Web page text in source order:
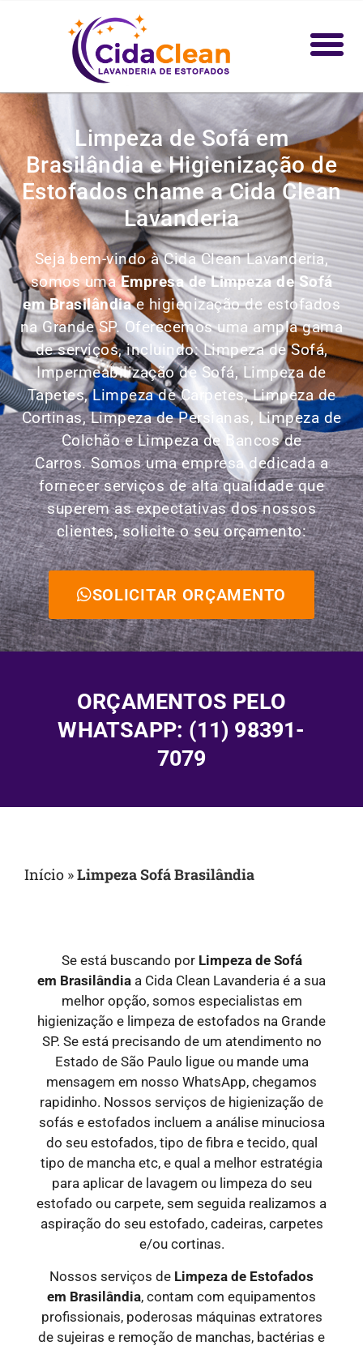
Limpeza de Sofá em
Brasilândia e Higienização de
Estofados chame a Cida Clean
Lavanderia
Seja bem-vindo à Cida Clean Lavanderia,
somos umaEmpresa de Limpeza de Sofá
em Brasilândiae higienização de estofados
na Grande SP. Oferecemos uma ampla gama
de serviços, incluindo:Limpeza de Sofá,
Impermeabilização de Sofá, Limpeza de
Tapetes, Limpeza de Carpetes, Limpeza de
Cortinas, Limpeza de Persianas, Limpeza de
Colchão e Limpeza de Bancos de
Carros.Somos uma empresa dedicada a
fornecer serviços de alta qualidade que
superem as expectativas dos nossos
clientes, solicite o seu orçamento:
SOLICITAR ORÇAMENTO
ORÇAMENTOS PELO
WHATSAPP: (11) 98391-
7079
Início »Limpeza Sofá Brasilândia
Se está buscando por Limpeza de Sofá
em Brasilândia a Cida Clean Lavanderia é a sua
melhor opção, somos especialistas em
higienização e limpeza de estofados na Grande
SP. Se está precisando de um atendimento no
Estado de São Paulo ligue ou mande uma
mensagem em nosso WhatsApp, chegamos
rapidinho. Nossos serviços de higienização de
sofás e estofados incluem a análise minuciosa
do seu estofados, tipo de fibra e tecido, qual
tipo de mancha etc, e qual a melhor estratégia
para aplicar de lavagem ou limpeza do seu
estofado ou carpete, sem seguida realizamos a
aspiração do seu estofado, cadeiras, carpetes
e/ou cortinas.
Nossos serviços de Limpeza de Estofados
em Brasilândia, contam com equipamentos
profissionais, poderosas máquinas extratores
de sujeiras e remoção de manchas, bactérias e